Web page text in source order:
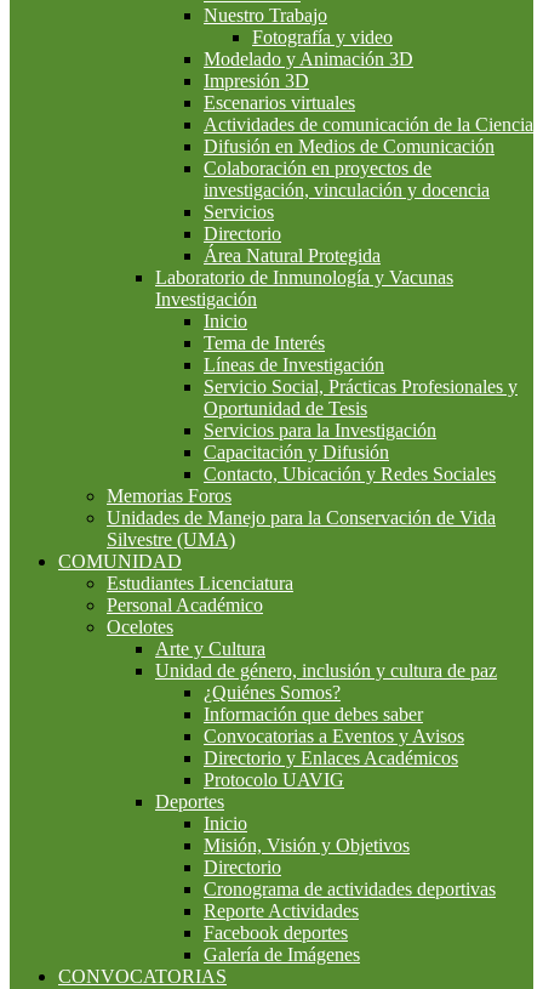
Nuestro Trabajo
Fotografía y video
Modelado y Animación 3D
Impresión 3D
Escenarios virtuales
Actividades de comunicación de la Ciencia
Difusión en Medios de Comunicación
Colaboración en proyectos de
investigación, vinculación y docencia
Servicios
Directorio
Área Natural Protegida
Laboratorio de Inmunología y Vacunas
Investigación
Inicio
Tema de Interés
Líneas de Investigación
Servicio Social, Prácticas Profesionales y
Oportunidad de Tesis
Servicios para la Investigación
Capacitación y Difusión
Contacto, Ubicación y Redes Sociales
Memorias Foros
Unidades de Manejo para la Conservación de Vida
Silvestre (UMA)
COMUNIDAD
Estudiantes Licenciatura
Personal Académico
Ocelotes
Arte y Cultura
Unidad de género, inclusión y cultura de paz
¿Quiénes Somos?
Información que debes saber
Convocatorias a Eventos y Avisos
Directorio y Enlaces Académicos
Protocolo UAVIG
Deportes
Inicio
Misión, Visión y Objetivos
Directorio
Cronograma de actividades deportivas
Reporte Actividades
Facebook deportes
Galería de Imágenes
CONVOCATORIAS